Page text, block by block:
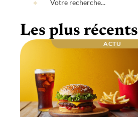
Les plus récents
ACTU